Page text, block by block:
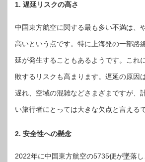
1. 遅延リスクの高さ
中国東方航空に関する最も多い不満は、
高いという点です。特に上海発の一部路
延が発生することもあるようです。これ
敗するリスクも高まります。遅延の原因
遅れ、空域の混雑などさまざまですが、
い旅行者にとっては大きな欠点と言える
2. 安全性への懸念
2022年に中国東方航空の5735便が墜落